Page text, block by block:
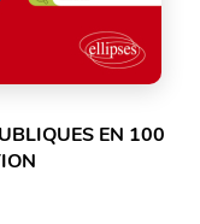
EN 100